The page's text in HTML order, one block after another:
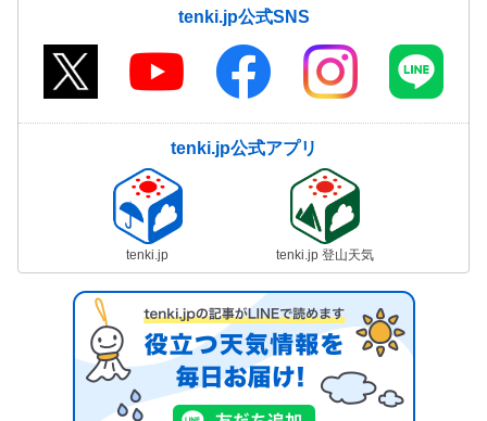
tenki.jp公式SNS
tenki.jp公式アプリ
tenki.jp tenki.jp 登山天気